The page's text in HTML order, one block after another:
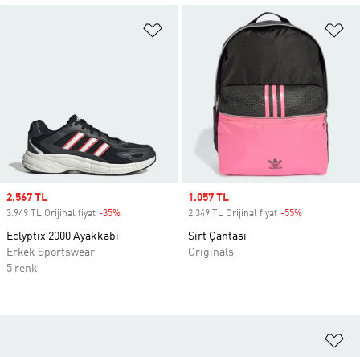
Favori Listesine Ekle
Sale price
2.567 TL
3.949 TL Orijinal fiyat -35%
Eclyptix 2000 Ayakkabı
Erkek Sportswear
5 renk
Sale price
1.057 TL
2.349 TL Orijinal fiyat -55%
Sırt Çantası
Originals